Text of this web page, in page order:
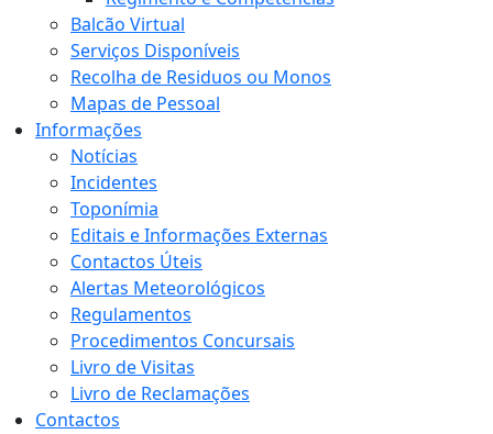
Balcão Virtual
Serviços Disponíveis
Recolha de Residuos ou Monos
Mapas de Pessoal
Informações
Notícias
Incidentes
Toponímia
Editais e Informações Externas
Contactos Úteis
Alertas Meteorológicos
Regulamentos
Procedimentos Concursais
Livro de Visitas
Livro de Reclamações
Contactos